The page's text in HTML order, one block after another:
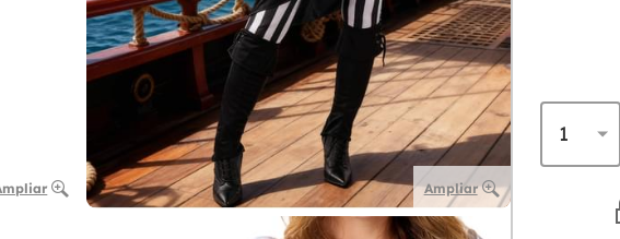
Ampliar